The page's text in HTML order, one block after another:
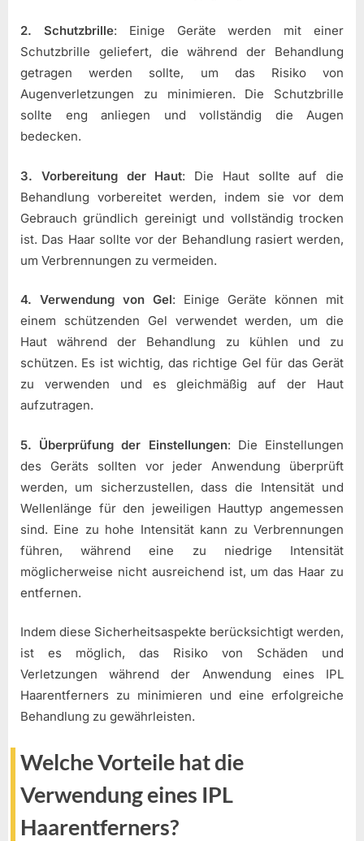
2. Schutzbrille: Einige Geräte werden mit einer
Schutzbrille geliefert, die während der Behandlung
getragen werden sollte, um das Risiko von
Augenverletzungen zu minimieren. Die Schutzbrille
sollte eng anliegen und vollständig die Augen
bedecken.
3. Vorbereitung der Haut: Die Haut sollte auf die
Behandlung vorbereitet werden, indem sie vor dem
Gebrauch gründlich gereinigt und vollständig trocken
ist. Das Haar sollte vor der Behandlung rasiert werden,
um Verbrennungen zu vermeiden.
4. Verwendung von Gel: Einige Geräte können mit
einem schützenden Gel verwendet werden, um die
Haut während der Behandlung zu kühlen und zu
schützen. Es ist wichtig, das richtige Gel für das Gerät
zu verwenden und es gleichmäßig auf der Haut
aufzutragen.
5. Überprüfung der Einstellungen: Die Einstellungen
des Geräts sollten vor jeder Anwendung überprüft
werden, um sicherzustellen, dass die Intensität und
Wellenlänge für den jeweiligen Hauttyp angemessen
sind. Eine zu hohe Intensität kann zu Verbrennungen
führen, während eine zu niedrige Intensität
möglicherweise nicht ausreichend ist, um das Haar zu
entfernen.
Indem diese Sicherheitsaspekte berücksichtigt werden,
ist es möglich, das Risiko von Schäden und
Verletzungen während der Anwendung eines IPL
Haarentferners zu minimieren und eine erfolgreiche
Behandlung zu gewährleisten.
Welche Vorteile hat die
Verwendung eines IPL
Haarentferners?